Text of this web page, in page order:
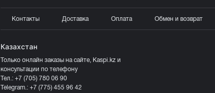
Контакты Доставка Оплата Обмен и возврат
Казахстан
Только онлайн заказы на сайте, Kaspi.kz и
консультации по телефону
Тел.: +7 (705) 780 06 90
Telegram.: +7 (775) 455 96 42